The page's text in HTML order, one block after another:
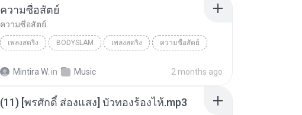
ความซื่อสัตย์
ความซื่อสัตย์
เพลงสตริง BODYSLAM เพลงสตริง ความซื่อสัตย์
Mintira W. in Music 2 months ago
(11) [พรศักดิ์ ส่องแสง] บัวทองร้องไห้.mp3